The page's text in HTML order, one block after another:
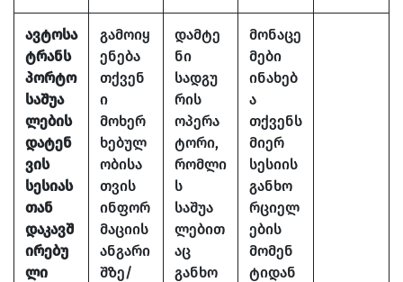
ავტოსა
ტრანს
პორტო
საშუა
ლების
დატენ
ვის
სესიას
თან
დაკავშ
ირებუ
ლი
გამოიყ
ენება
თქვენ
ი
მოხერ
ხებულ
ობისა
თვის
ინფორ
მაციის
ანგარი
შზე/
დამტე
ნი
სადგუ
რის
ოპერა
ტორი,
რომლი
ს
საშუა
ლებით
აც
განხო
მონაცე
მები
ინახებ
ა
თქვენს
მიერ
სესიის
განხო
რციელ
ების
მომენ
ტიდან